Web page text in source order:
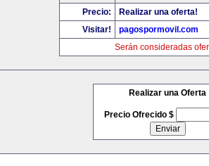
Precio:
Realizar una oferta!
Visitar!
pagospormovil.com
Serán consideradas
Realizar una Oferta
Precio Ofrecido $